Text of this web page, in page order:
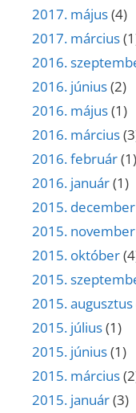
2017. május(4)
2017. március
2016.
2016. június(2)
2016. május(1)
2016. március
2016. február(1)
2016. január(1)
2015. december
2015. november
2015. október
2015.
2015. augusztus
2015. július(1)
2015. június(1)
2015. március
2015. január(3)